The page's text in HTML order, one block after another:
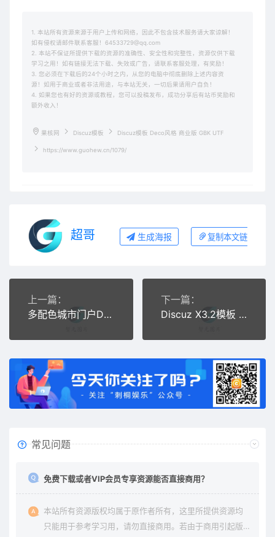
1. 本站所有资源来源于用户上传和网络，因此不包含技术服务请大家谅解！
如有侵权请邮件联系客服！64533729@qq.com
2. 本站不保证所提供下载的资源的准确性、安全性和完整性，资源仅供下载
学习之用！如有链接无法下载、失效或广告，请联系客服处理，有奖励！
3. 您必须在下载后的24个小时之内，从您的电脑中彻底删除上述内容资
源！如用于商业或者非法用途，与本站无关，一切后果请用户自负！
4. 如果您也有好的资源或教程，您可以投稿发布，成功分享后有站币奖励和
额外收入！
果核网 Discuz模板 Discuz模板 Deco风格 商业版 GBK UTF
https://www.guohew.cn/1079/
超哥 生成海报 复制本文链接
上一篇：
多配色城市门户D6 商业版 UTF8+GBK DiscuzX3.4模板
下一篇：
Discuz X3.2模板 迪恩car!二手车交易 商业版 GBK源码下载
常见问题
免费下载或者VIP会员专享资源能否直接商用？
本站所有资源版权均属于原作者所有，这里所提供资源均
只能用于参考学习用，请勿直接商用。若由于商用引起版